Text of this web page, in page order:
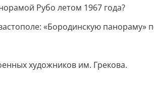
Рубо летом 1967 года?
«Бородинскую
художников им. Грекова.